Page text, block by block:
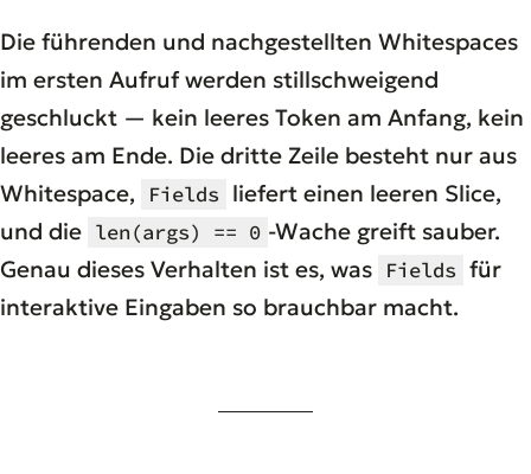
Die führenden und nachgestellten Whitespaces
im ersten Aufruf werden stillschweigend
geschluckt — kein leeres Token am Anfang, kein
leeres am Ende. Die dritte Zeile besteht nur aus
Whitespace,
Fields liefert einen leeren Slice,
und die len(args) == 0 -Wache greift sauber.
Genau dieses Verhalten ist es, was Fields für
interaktive Eingaben so brauchbar macht.